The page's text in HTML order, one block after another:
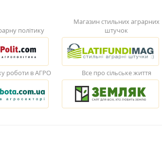
політику
Магазин стильних аграрних
штучок
роботи в АГРО Все про сільське життя